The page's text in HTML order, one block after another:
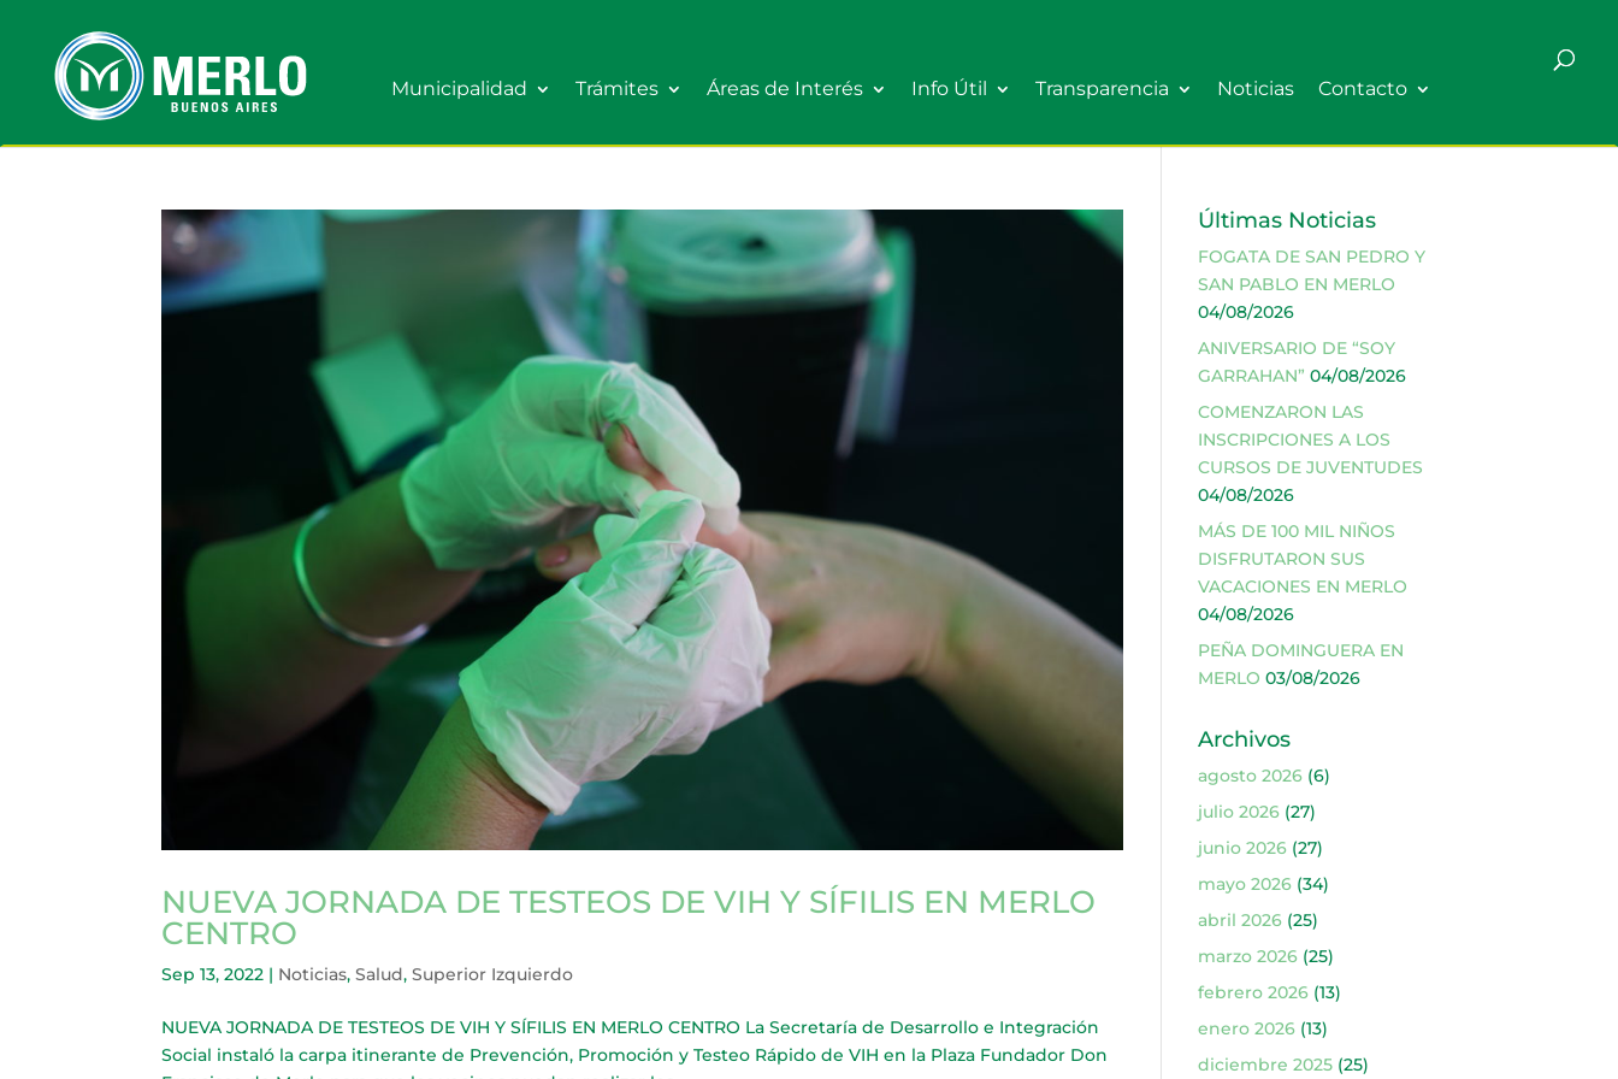
Municipalidad Trámites Áreas de Interés Info Útil Transparencia Noticias Contacto
NUEVA JORNADA DE TESTEOS DE VIH Y SÍFILIS EN MERLO
CENTRO
Sep 13, 2022 | Noticias,Salud,Superior Izquierdo
NUEVA JORNADA DE TESTEOS DE VIH Y SÍFILIS EN MERLO CENTRO La Secretaría de Desarrollo e Integración
Social instaló la carpa itinerante de Prevención, Promoción y Testeo Rápido de VIH en la Plaza Fundador Don
Últimas Noticias
FOGATA DE SAN PEDRO Y
SAN PABLO EN MERLO
04/08/2026
ANIVERSARIO DE “SOY
GARRAHAN” 04/08/2026
COMENZARON LAS
INSCRIPCIONES A LOS
CURSOS DE JUVENTUDES
04/08/2026
MÁS DE 100 MIL NIÑOS
DISFRUTARON SUS
VACACIONES EN MERLO
04/08/2026
PEÑA DOMINGUERA EN
MERLO 03/08/2026
Archivos
agosto 2026(6)
julio 2026(27)
junio 2026(27)
mayo 2026(34)
abril 2026(25)
marzo 2026(25)
febrero 2026(13)
enero 2026(13)
diciembre 2025(25)